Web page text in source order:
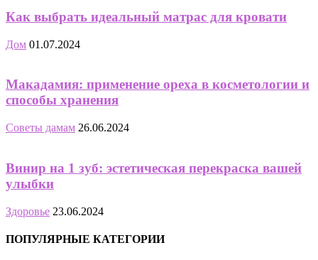
Как выбрать идеальный матрас для кровати
Дом 01.07.2024
Макадамия: применение ореха в косметологии и
способы хранения
Советы дамам 26.06.2024
Винир на 1 зуб: эстетическая перекраска вашей
улыбки
Здоровье 23.06.2024
ПОПУЛЯРНЫЕ КАТЕГОРИИ